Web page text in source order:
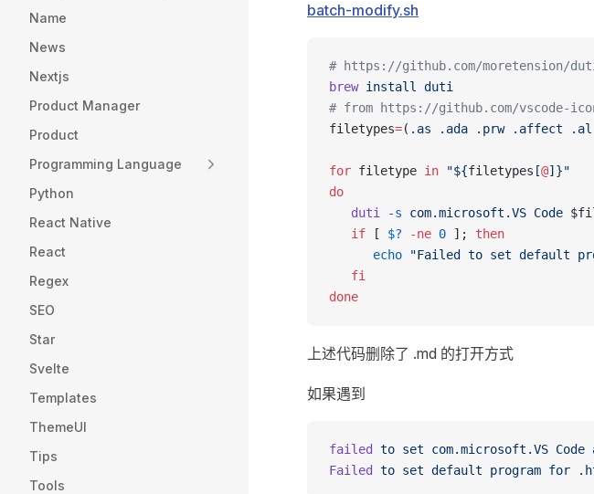
Name
News
Nextjs
Product Manager
Product
Programming Language
Python
React Native
React
Regex
SEO
Star
Svelte
Templates
ThemeUI
Tips
Tools
batch-modify.sh
# https://github.com/moretension/
brew install
duti
# from https://github.com/vscode-
filetypes=( .as .ada .prw .affect .al
for filetype in "${filetypes [@]}"
do
   duti
-s com.microsoft.VS Code
   if
[ $? -ne 0 ]; then
      echo
"Failed to set default
   fi
done
上述代码删除了 .md 的打开方式
如果遇到
failed to set com.microsoft.VS Code
Failed
to set default program for